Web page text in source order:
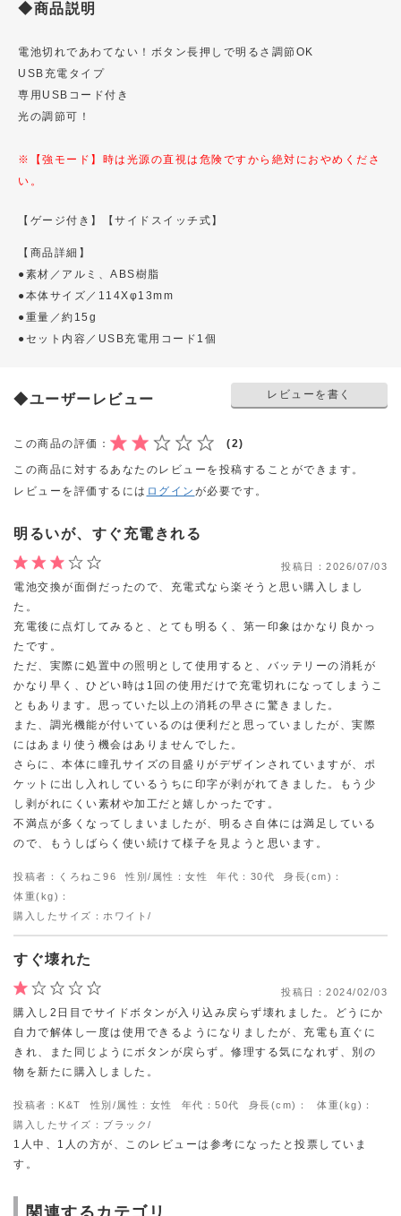
◆商品説明
電池切れであわてない！ボタン長押しで明るさ調節OK
USB充電タイプ
専用USBコード付き
光の調節可！
※【強モード】時は光源の直視は危険ですから絶対におやめくださ
い。
【ゲージ付き】 【サイドスイッチ式】
【商品詳細】
●素材／アルミ、ABS樹脂
●本体サイズ／114Xφ13mm
●重量／約15g
●セット内容／USB充電用コード1個
◆ユーザーレビュー レビューを書く
この商品の評価： (2)
この商品に対するあなたのレビューを投稿することができます。
レビューを評価するには ログイン が必要です。
明るいが、すぐ充電きれる
投稿日： 2026/07/03
電池交換が面倒だったので、充電式なら楽そうと思い購入しまし
た。
充電後に点灯してみると、とても明るく、第一印象はかなり良かっ
たです。
ただ、実際に処置中の照明として使用すると、バッテリーの消耗が
かなり早く、ひどい時は1回の使用だけで充電切れになってしまうこ
ともあります。思っていた以上の消耗の早さに驚きました。
また、調光機能が付いているのは便利だと思っていましたが、実際
にはあまり使う機会はありませんでした。
さらに、本体に瞳孔サイズの目盛りがデザインされていますが、ポ
ケットに出し入れしているうちに印字が剥がれてきました。もう少
し剥がれにくい素材や加工だと嬉しかったです。
不満点が多くなってしまいましたが、明るさ自体には満足している
ので、もうしばらく使い続けて様子を見ようと思います。
投稿者：くろねこ96 性別/属性：女性 年代：30代
身長(cm)：
体重(kg)：
購入したサイズ：ホワイト/
すぐ壊れた
投稿日： 2024/02/03
購入し2日目でサイドボタンが入り込み戻らず壊れました。どうにか
自力で解体し一度は使用できるようになりましたが、充電も直ぐに
きれ、また同じようにボタンが戻らず。修理する気になれず、別の
物を新たに購入しました。
投稿者：K&T 性別/属性：女性 年代：50代 身長(cm)：
体重(kg)：
購入したサイズ：ブラック/
1人中、1人の方が、このレビューは参考になったと投票していま
す。
関連するカテゴリ